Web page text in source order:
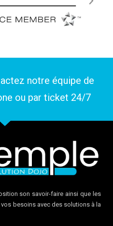
notre équipe de
ou par ticket 24/7
son savoir-faire ainsi que les
besoins avec des solutions à la